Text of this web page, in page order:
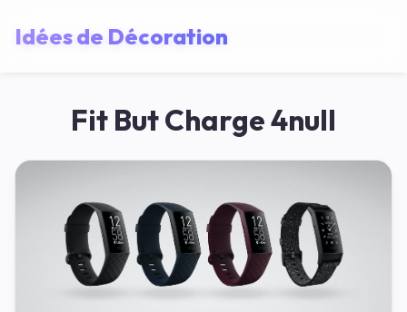
Idées de Décoration
Fit But Charge 4null